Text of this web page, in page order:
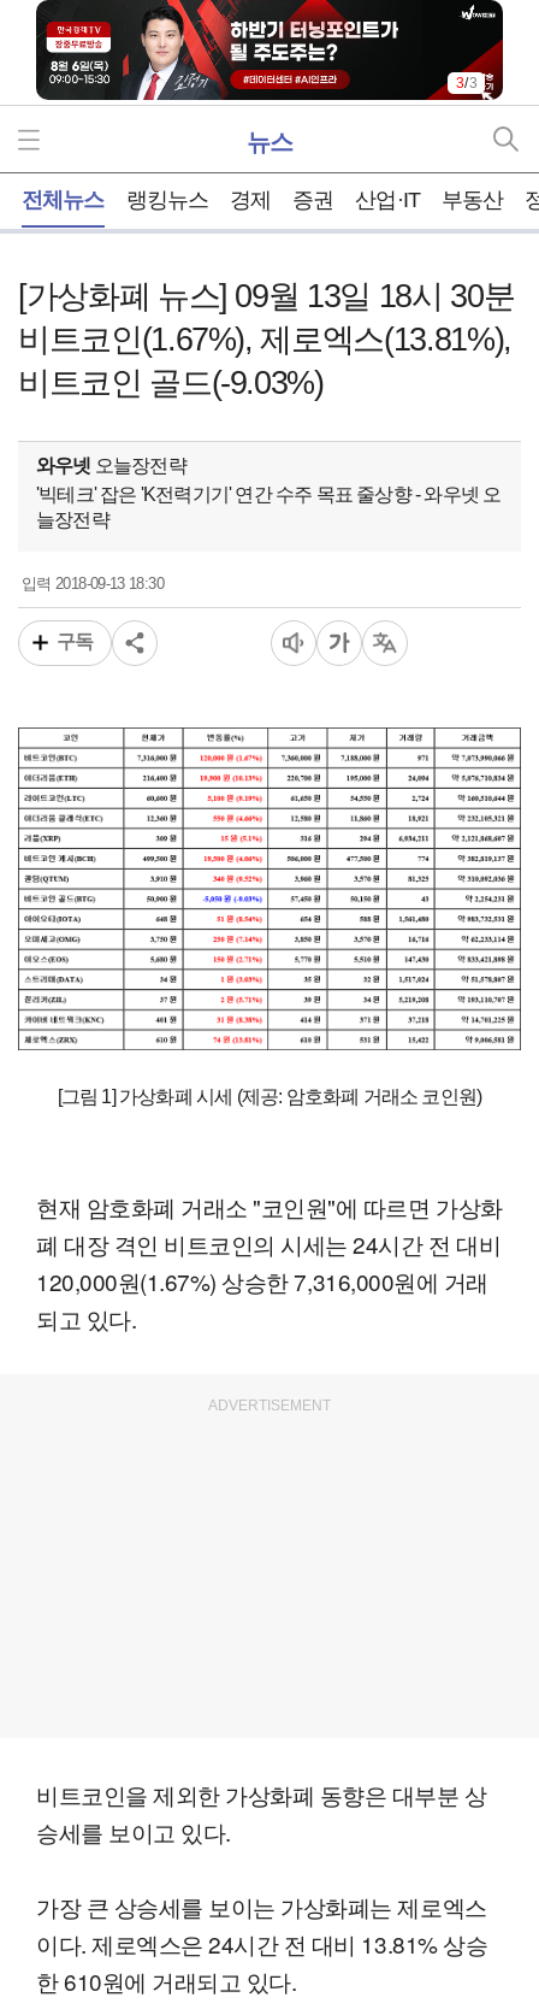
3/3
뉴스
전체뉴스 랭킹뉴스 경제 증권 산업·IT 부동산
[가상화폐 뉴스] 09월 13일 18시 30분
비트코인(1.67%), 제로엑스(13.81%),
비트코인 골드(-9.03%)
와우넷 오늘장전략
'빅테크' 잡은 'K전력기기' 연간 수주 목표 줄상향 - 와우넷 오
늘장전략
입력 2018-09-13 18:30
구독
[그림 1] 가상화폐 시세 (제공: 암호화폐 거래소 코인원)
현재 암호화폐 거래소 "코인원"에 따르면 가상화
폐 대장 격인 비트코인의 시세는 24시간 전 대비
120,000원(1.67%) 상승한 7,316,000원에 거래
되고 있다.
ADVERTISEMENT
비트코인을 제외한 가상화폐 동향은 대부분 상
승세를 보이고 있다.
가장 큰 상승세를 보이는 가상화폐는 제로엑스
이다. 제로엑스은 24시간 전 대비 13.81% 상승
한 610원에 거래되고 있다.